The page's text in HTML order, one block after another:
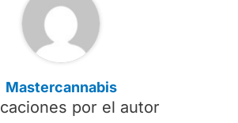
Mastercannabis
por el autor